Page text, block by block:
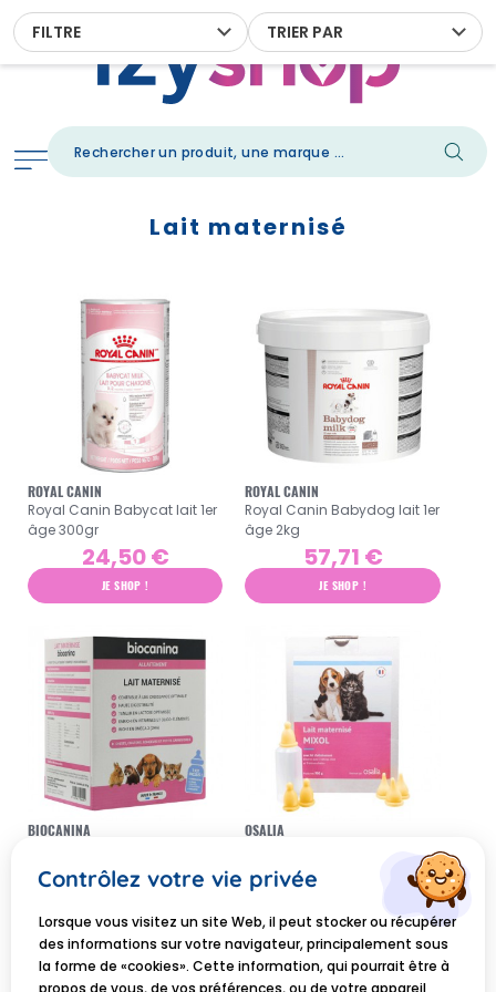
TRIER PAR
FILTRE
Lait maternisé
ROYAL CANIN
Royal Canin Babycat lait 1er
âge 300gr
24,50 €
JE SHOP !
ROYAL CANIN
Royal Canin Babydog lait 1er
âge 2kg
57,71 €
JE SHOP !
BIOCANINA
matérnisé en poudre 400g
12,33 €
JE SHOP !
OSALIA
avec kit d'allaitement 300gr
11,50 €
JE SHOP !
Contrôlez votre vie privée
Lorsque vous visitez un site Web, il peut stocker ou récupérer
des informations sur votre navigateur, principalement sous
la forme de «cookies». Cette information, qui pourrait être à
propos de vous, de vos préférences, ou de votre appareil